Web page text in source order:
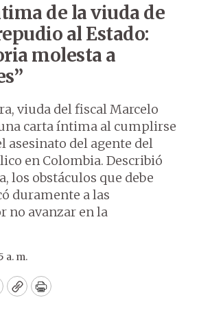
de la viuda de
al Estado:
molesta a
viuda del fiscal Marcelo
carta íntima al cumplirse
asesinato del agente del
en Colombia. Describió
los obstáculos que debe
duramente a las
no avanzar en la
a. m.
CopyPrint